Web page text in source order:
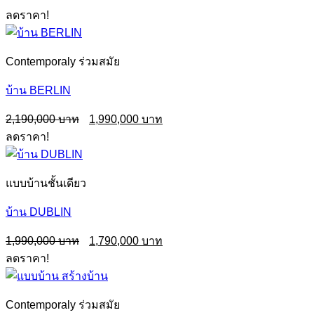
ลดราคา!
Contemporaly ร่วมสมัย
บ้าน BERLIN
2,190,000
Original
price
1,990,000
ลดราคา!
แบบบ้านชั้นเดียว
บ้าน DUBLIN
1,990,000
Original
price
1,990,000฿.
1,790,000
ลดราคา!
Contemporaly ร่วมสมัย